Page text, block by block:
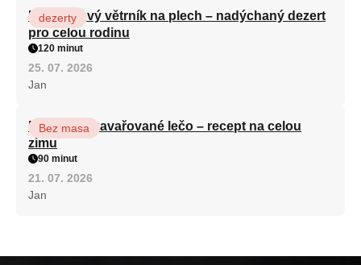
Karamelový větrník na plech – nadýchaný dezert
pro celou rodinu
dezerty
120 minut
25. 07. 2026
Jan
Babiččino zavařované lečo – recept na celou
zimu
Bez masa
90 minut
21. 07. 2026
Jan